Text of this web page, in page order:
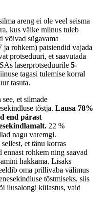
areng ei ole veel seisma
kus väike miinus tuleb
võivad sügavama
ja rohkem) patsiendid vajada
protseduuri, et saavutada
laserprotseduurile 5-
tagasi tulemise korral
tasuta.
et silmade
tõstja. Lausa 78%
end pärast
22 %
nagu varemgi.
et tänu korras
ennast rohkem ning saavad
hakkama. Lisaks
oma prillivaba välimus
tõstmiseks, siis
ilusalongi külastus, vaid